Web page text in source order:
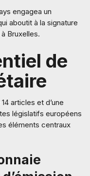
engagea un
aboutit à la signature
Bruxelles.
de
articles et d’une
législatifs européens
éléments centraux